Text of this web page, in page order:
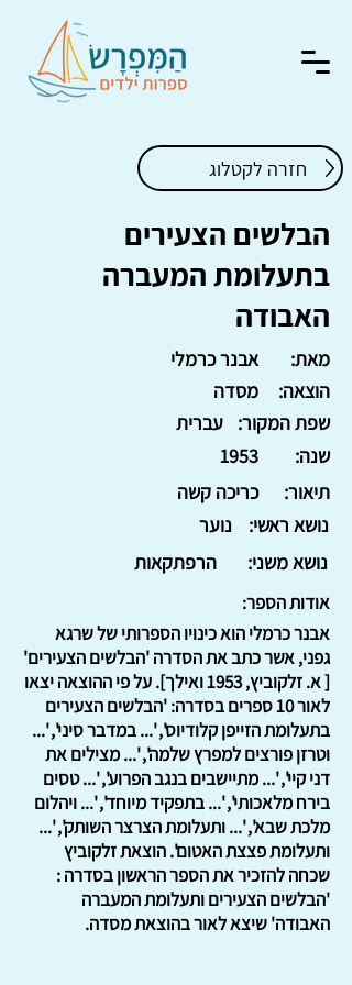
חזרה לקטלוג
הבלשים הצעירים
בתעלומת המעברה
האבודה
אבנר כרמלי
מאת:
מסדה
הוצאה:
עברית
שפת המקור:
1953
שנה:
כריכה קשה
תיאור:
נוער
נושא ראשי:
הרפתקאות
נושא משני:
אודות הספר:
אבנר כרמלי הוא כינויו הספרותי של שרגא
גפני, אשר כתב את הסדרה 'הבלשים הצעירים'
[ א. זלקוביץ, 1953 ואילך]. על פי ההוצאה יצאו
לאור 10 ספרים בסדרה: 'הבלשים הצעירים
בתעלומת הזייפן קלודיוס', '... במדבר סיני', '...
וטרזן פורצים למפרץ שלמה', '... מצילים את
דני קיי', '... מתיישבים בנגב הפרוע', '... טסים
בירח מלאכותי', '... בתפקיד מיוחד', '... ויהלום
מלכת שבא', '... ותעלומת הצרצר השותק', '...
ותעלומת פצצת האטום'. הוצאת זלקוביץ
שכחה להזכיר את הספר הראשון בסדרה :
'הבלשים הצעירים ותעלומת המעברה
האבודה' שיצא לאור בהוצאת מסדה.